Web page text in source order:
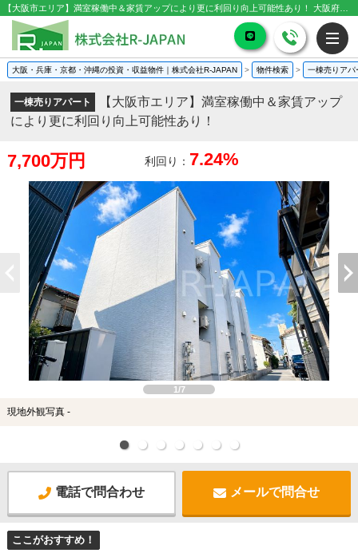
大阪・兵庫・京都・沖縄の投資・収益物件｜株式会社R-JAPAN > 物件検索 > 一棟売りアパ
一棟売りアパート
【大阪市エリア】満室稼働中＆家賃アップ
により更に利回り向上可能性あり！
7,700万円 利回り： 7.24%
1/7
現地外観写真 -
電話で問合わせ メールで問合せ
ここがおすすめ！